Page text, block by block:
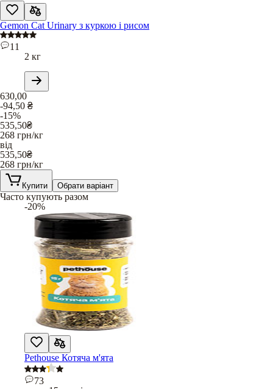
Gemon Cat Urinary з куркою і рисом
11
2 кг
630,00
-94,50 ₴
-15%
535,50₴
268 грн/кг
від
535,50₴
268 грн/кг
Купити Обрати варіант
Часто купують разом
-20%
Pethouse Котяча м'ята
73